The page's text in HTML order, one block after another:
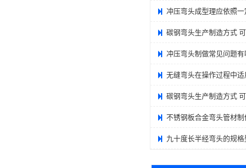
冲压弯头成型理应依照
碳钢弯头生产制造方式
冲压弯头制做常见问题有
无缝弯头在操作过程中
碳钢弯头生产制造方式
不锈钢板合金弯头管材制
九十度长半经弯头的规